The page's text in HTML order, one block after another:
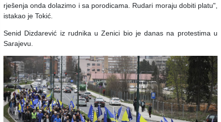
rješenja onda dolazimo i sa porodicama. Rudari moraju dobiti platu",
istakao je Tokić.
Senid Dizdarević iz rudnika u Zenici bio je danas na protestima u
Sarajevu.